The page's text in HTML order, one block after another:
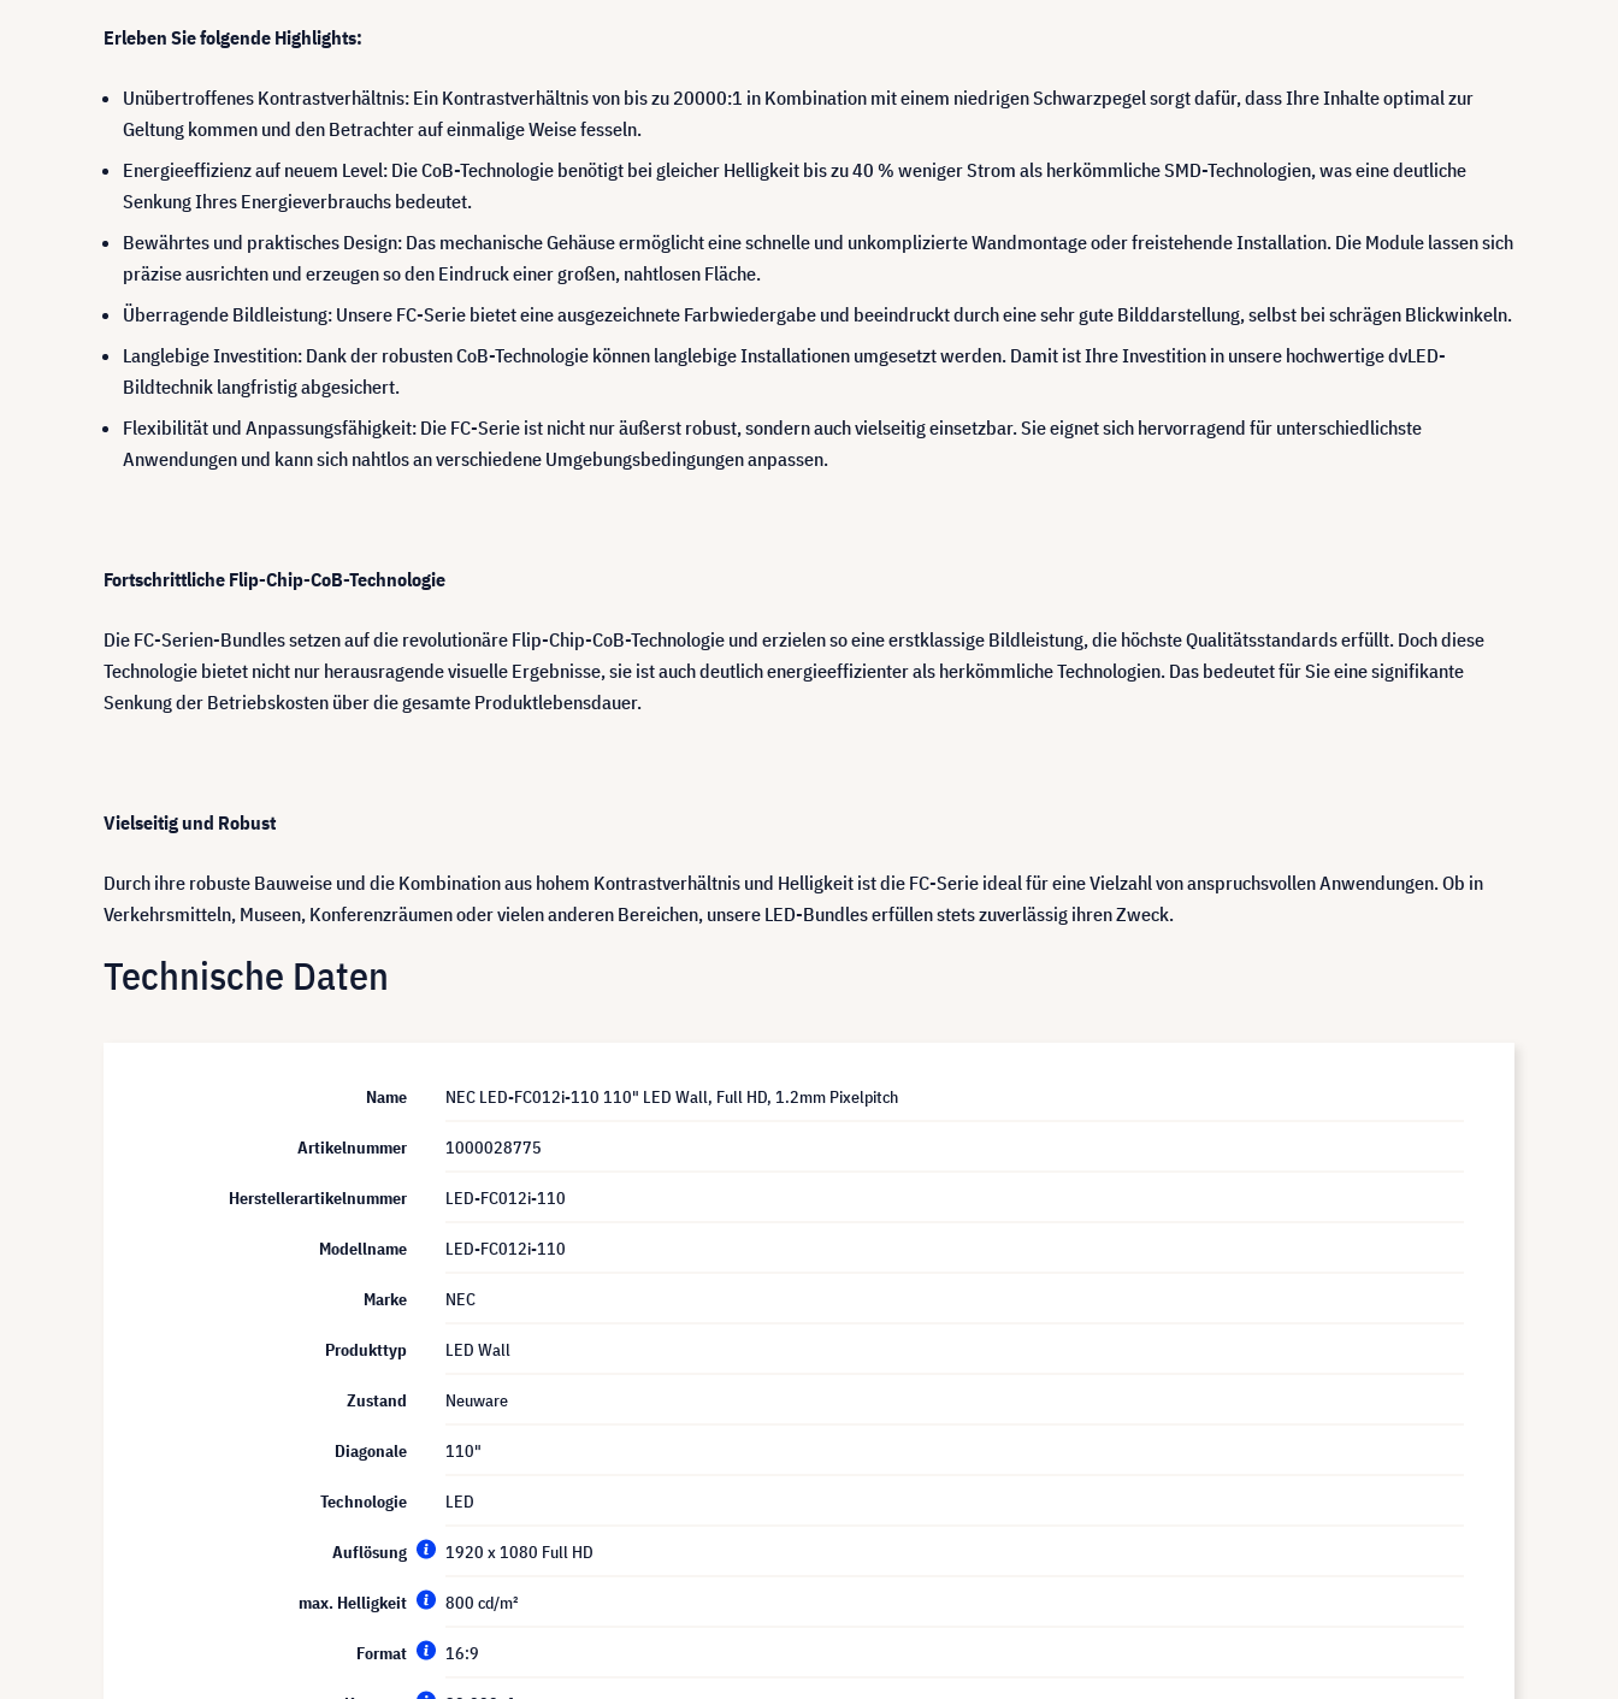
Erleben Sie folgende Highlights:
Unübertroffenes Kontrastverhältnis: Ein Kontrastverhältnis von bis zu 20000:1 in Kombination mit einem niedrigen Schwarzpegel sorgt dafür, dass Ihre Inhalte optimal zur
Geltung kommen und den Betrachter auf einmalige Weise fesseln.
Energieeffizienz auf neuem Level: Die CoB-Technologie benötigt bei gleicher Helligkeit bis zu 40 % weniger Strom als herkömmliche SMD-Technologien, was eine deutliche
Senkung Ihres Energieverbrauchs bedeutet.
Bewährtes und praktisches Design: Das mechanische Gehäuse ermöglicht eine schnelle und unkomplizierte Wandmontage oder freistehende Installation. Die Module lassen sich
präzise ausrichten und erzeugen so den Eindruck einer großen, nahtlosen Fläche.
Überragende Bildleistung: Unsere FC-Serie bietet eine ausgezeichnete Farbwiedergabe und beeindruckt durch eine sehr gute Bilddarstellung, selbst bei schrägen Blickwinkeln.
Langlebige Investition: Dank der robusten CoB-Technologie können langlebige Installationen umgesetzt werden. Damit ist Ihre Investition in unsere hochwertige dvLED-
Bildtechnik langfristig abgesichert.
Flexibilität und Anpassungsfähigkeit: Die FC-Serie ist nicht nur äußerst robust, sondern auch vielseitig einsetzbar. Sie eignet sich hervorragend für unterschiedlichste
Anwendungen und kann sich nahtlos an verschiedene Umgebungsbedingungen anpassen.
Fortschrittliche Flip-Chip-CoB-Technologie
Die FC-Serien-Bundles setzen auf die revolutionäre Flip-Chip-CoB-Technologie und erzielen so eine erstklassige Bildleistung, die höchste Qualitätsstandards erfüllt. Doch diese
Technologie bietet nicht nur herausragende visuelle Ergebnisse, sie ist auch deutlich energieeffizienter als herkömmliche Technologien. Das bedeutet für Sie eine signifikante
Senkung der Betriebskosten über die gesamte Produktlebensdauer.
Vielseitig und Robust
Durch ihre robuste Bauweise und die Kombination aus hohem Kontrastverhältnis und Helligkeit ist die FC-Serie ideal für eine Vielzahl von anspruchsvollen Anwendungen. Ob in
Verkehrsmitteln, Museen, Konferenzräumen oder vielen anderen Bereichen, unsere LED-Bundles erfüllen stets zuverlässig ihren Zweck.
Technische Daten
Name NEC LED-FC012i-110 110" LED Wall, Full HD, 1.2mm Pixelpitch
Artikelnummer 1000028775
Herstellerartikelnummer LED-FC012i-110
Modellname LED-FC012i-110
Marke NEC
Produkttyp LED Wall
Zustand Neuware
Diagonale 110"
Technologie LED
Auflösung 1920 x 1080 Full HD
max. Helligkeit 800 cd/m²
Format 16:9